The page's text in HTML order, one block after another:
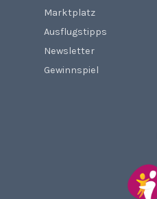
Marktplatz
Ausflugstipps
Newsletter
Gewinnspiel